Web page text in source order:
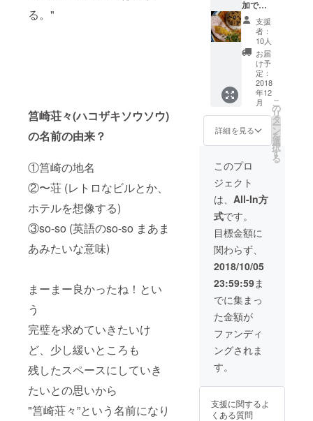
る。"
筥崎荘々(ハコザキソウソウ)
の名前の由来？
①筥崎の地名
②〜荘 (レトロなビルとか、
ホテルを想像する)
③so-so (英語のso-so まあま
あみたいな意味)
まーまー良かったね！とい
う
完璧を求めていきたいけ
ど、少し緩いところも
残したスペースにしていき
たいとの思いから
"筥崎荘々”という名前になり
ト、
アー
ティス
トブッ
キン
グ、そ
の他企
画など
※現場管
理費、
その他
諸経費
させて
くださ
い。 ※
来年１
月以降
の企画
担当し
ます。
加でき
ます。
(毎月開
催でき
たらい
いなー)
※筥崎
荘々に
て開催
※企画の
日程な
どの案
内は、
その都
度SNS
に投稿
しま
す。 ※
支援者
様に
は、優
先的
に、ラ
ンチ会
のおし
らせを
しま
す。 ※
写真
は、イ
メージ
です。
もあり
支援
者：
10人
お届
け予
定：
2018
年12
月
詳細を見る
こ
の
リ
タ
ー
ン
を
選
択
す
る
このプロ
ジェクト
は、 All-In方
式です。
目標金額に
関わらず、
2018/10/05
23:59:59ま
でに集まっ
た金額が
ファンディ
ングされま
す。
支援に関するよ
くある質問